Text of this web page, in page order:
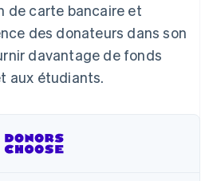
Stripe construit l’infrastructure
de carte bancaire et
des donateurs dans son
davantage de fonds
aux étudiants.